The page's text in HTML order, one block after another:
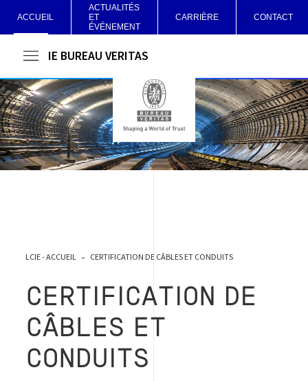
ACCUEIL
ACTUALITÉS
ET
ÉVÉNEMENT
CARRIÈRE CONTACT
LCIE BUREAU VERITAS
LCIE - ACCUEIL CERTIFICATION DE CÂBLES ET CONDUITS
CERTIFICATION DE
CÂBLES ET
CONDUITS